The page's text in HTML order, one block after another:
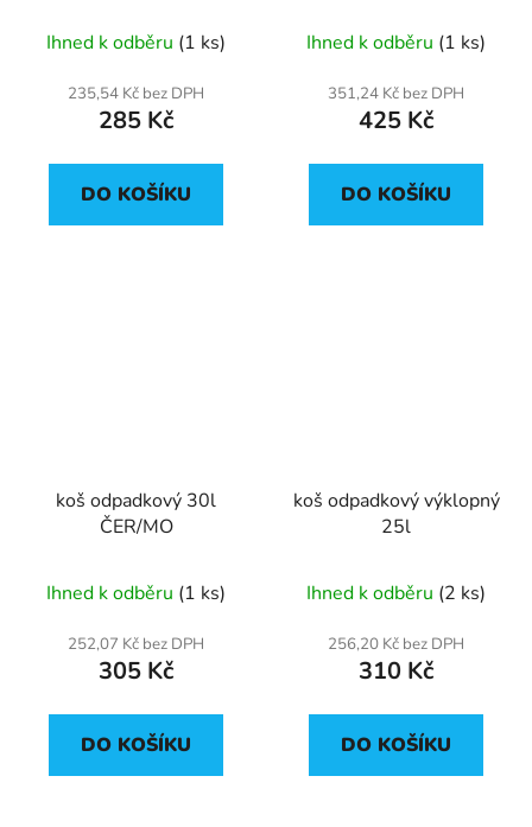
Ihned k odběru (1 ks)
235,54 Kč bez DPH
285 Kč
DO KOŠÍKU
Ihned k odběru (1 ks)
351,24 Kč bez DPH
425 Kč
DO KOŠÍKU
koš odpadkový 30l
ČER/MO
Ihned k odběru (1 ks)
252,07 Kč bez DPH
305 Kč
DO KOŠÍKU
koš odpadkový výklopný
25l
Ihned k odběru (2 ks)
256,20 Kč bez DPH
310 Kč
DO KOŠÍKU